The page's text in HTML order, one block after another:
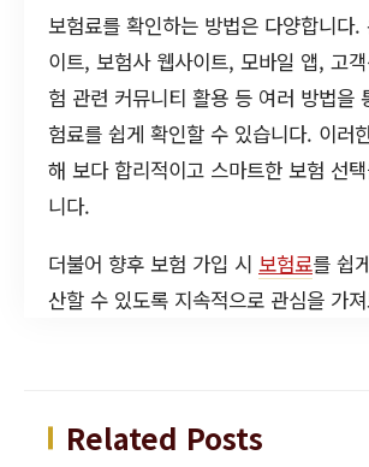
보험료를 확인하는 방법은 다양합니다
이트, 보험사 웹사이트, 모바일 앱, 고
험 관련 커뮤니티 활용 등 여러 방법을
험료를 쉽게 확인할 수 있습니다. 이러
해 보다 합리적이고 스마트한 보험 선
니다.
더불어 향후 보험 가입 시 보험료를 쉽
산할 수 있도록 지속적으로 관심을 가
Related Posts